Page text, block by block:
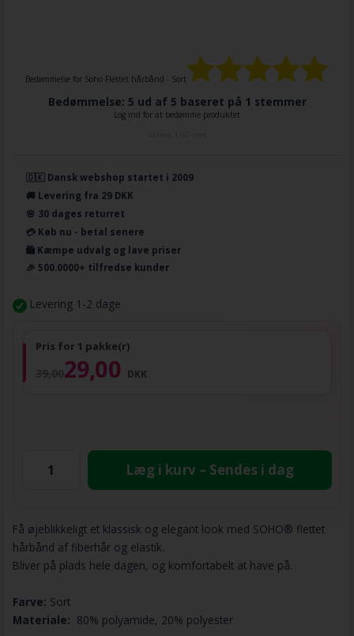
Bedømmelse for Soho Flettet hårbånd - Sort
Bedømmelse: 5 ud af 5 baseret på 1 stemmer
Log ind for at bedømme produktet
🇩🇰 Dansk webshop startet i 2009
🚚 Levering fra 29 DKK
🌸 30 dages returret
💳 Køb nu - betal senere
🛍️ Kæmpe udvalg og lave priser
🎉 500.0000+ tilfredse kunder
Levering 1-2 dage
Pris for 1 pakke(r)
29,00 DKK
Læg i kurv – Sendes i dag
Få øjeblikkeligt et klassisk og elegant look med SOHO® flettet
hårbånd af fiberhår og elastik.
Bliver på plads hele dagen, og komfortabelt at have på.
Farve: Sort
Materiale: 80% polyamide, 20% polyester